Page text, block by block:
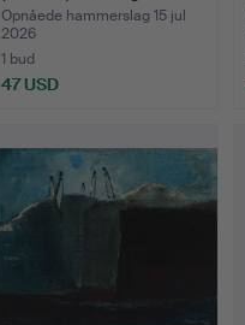
Opnåede hammerslag 15 jul
2026
1 bud
47 USD